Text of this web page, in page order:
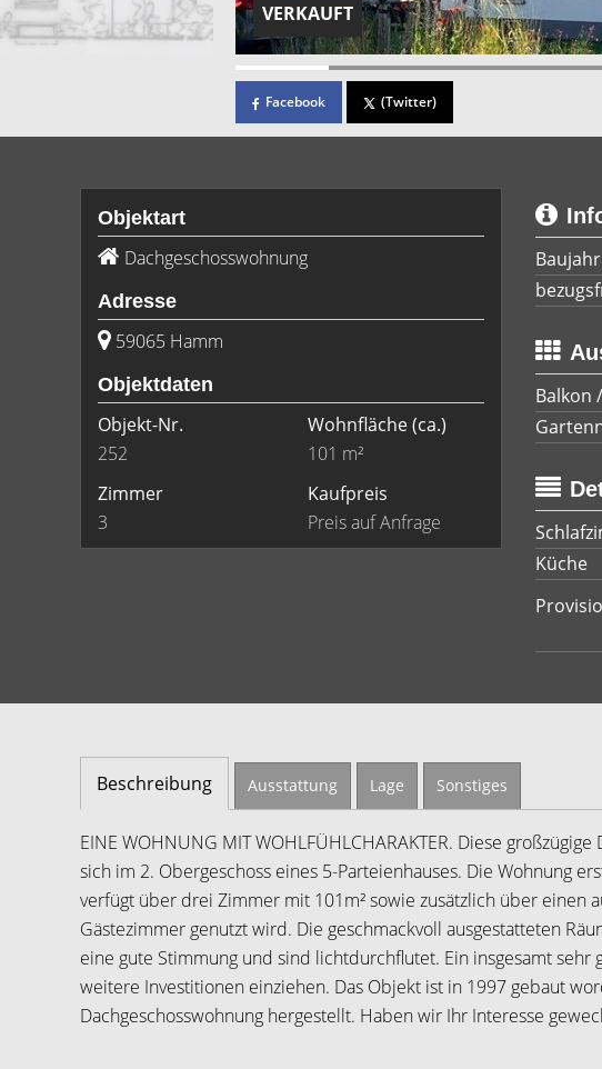
VERKAUFT
Facebook (Twitter)
Objektart
Dachgeschosswohnung
Adresse
59065 Hamm
Objektdaten
Objekt-Nr.
252
Wohnfläche(ca.)
101 m²
Zimmer
3
Kaufpreis
Preis auf Anfrage
Baujahr
Balkon
Küche
Beschreibung Ausstattung Lage Sonstiges
EINE WOHNUNG MIT WOHLFÜHLCHARAKTER. Diese
sich im 2. Obergeschoss eines 5-Parteienhauses. Die Wohnung
verfügt über drei Zimmer mit 101m² sowie zusätzlich über einen
Gästezimmer genutzt wird. Die geschmackvoll ausgestatteten
eine gute Stimmung und sind lichtdurchflutet. Ein insgesamt sehr
weitere Investitionen einziehen. Das Objekt ist in 1997 gebaut
Dachgeschosswohnung hergestellt. Haben wir Ihr Interesse